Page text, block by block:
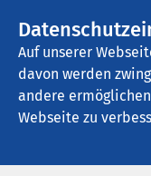
Auf unserer
davon werden
andere
Webseite zu
AMEOS Klinikum
Psychiatrie und